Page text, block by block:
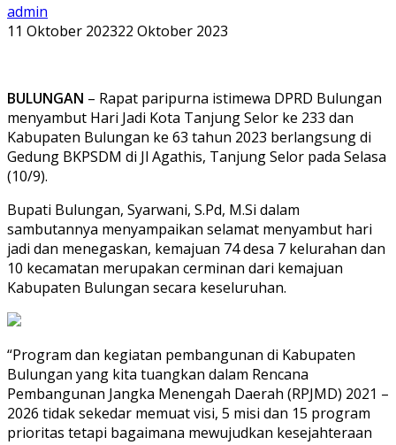
admin
11 Oktober 202322 Oktober 2023
BULUNGAN – Rapat paripurna istimewa DPRD Bulungan
menyambut Hari Jadi Kota Tanjung Selor ke 233 dan
Kabupaten Bulungan ke 63 tahun 2023 berlangsung di
Gedung BKPSDM di Jl Agathis, Tanjung Selor pada Selasa
(10/9).
Bupati Bulungan, Syarwani, S.Pd, M.Si dalam
sambutannya menyampaikan selamat menyambut hari
jadi dan menegaskan, kemajuan 74 desa 7 kelurahan dan
10 kecamatan merupakan cerminan dari kemajuan
Kabupaten Bulungan secara keseluruhan.
“Program dan kegiatan pembangunan di Kabupaten
Bulungan yang kita tuangkan dalam Rencana
Pembangunan Jangka Menengah Daerah (RPJMD) 2021 –
2026 tidak sekedar memuat visi, 5 misi dan 15 program
prioritas tetapi bagaimana mewujudkan kesejahteraan